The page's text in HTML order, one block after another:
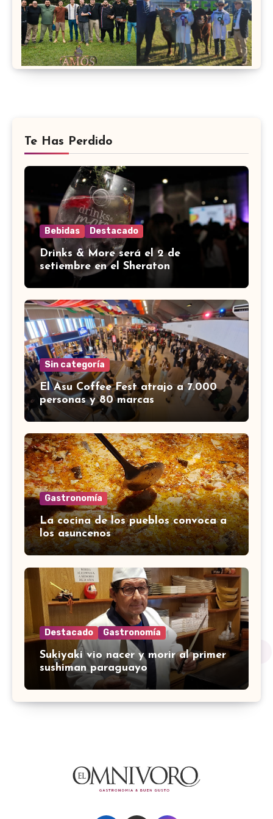
Te Has Perdido
Bebidas Destacado
Drinks & More será el 2 de
setiembre en el Sheraton
Sin categoría
El Asu Coffee Fest atrajo a 7.000
personas y 80 marcas
Gastronomía
La cocina de los pueblos convoca a
los asuncenos
Destacado Gastronomía
Sukiyaki vio nacer y morir al primer
sushiman paraguayo